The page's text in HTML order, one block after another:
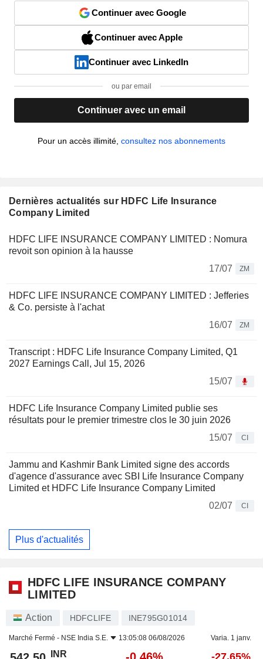
Continuer avec Google
Continuer avec Apple
Continuer avec LinkedIn
ou par email
Continuer avec un email
Pour un accès illimité, consultez nos abonnements
Dernières actualités sur HDFC Life Insurance
Company Limited
HDFC LIFE INSURANCE COMPANY LIMITED : Nomura
revoit son opinion à la hausse
17/07
ZM
HDFC LIFE INSURANCE COMPANY LIMITED : Jefferies
& Co. persiste à l'achat
16/07
ZM
Transcript : HDFC Life Insurance Company Limited, Q1
2027 Earnings Call, Jul 15, 2026
15/07
HDFC Life Insurance Company Limited publie ses
résultats pour le premier trimestre clos le 30 juin 2026
15/07
CI
Jammu and Kashmir Bank Limited signe des accords
d'agence d'assurance avec SBI Life Insurance Company
Limited et HDFC Life Insurance Company Limited
02/07
CI
Plus d'actualités
HDFC LIFE INSURANCE COMPANY
LIMITED
Action HDFCLIFE INE795G01014
Marché Fermé - NSE India S.E. 13:05:08 06/08/2026 Varia. 1 janv.
INR